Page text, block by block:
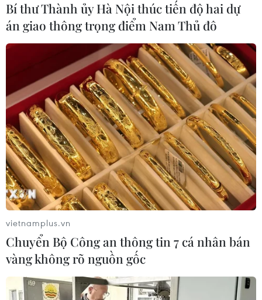
Bí thư Thành ủy Hà Nội thúc tiến độ hai dự
án giao thông trọng điểm Nam Thủ đô
vietnamplus.vn
Chuyển Bộ Công an thông tin 7 cá nhân bán
vàng không rõ nguồn gốc